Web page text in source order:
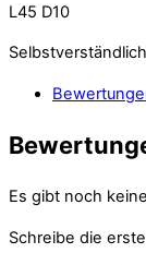
L45 D10
Es gibt noch
Schreibe die